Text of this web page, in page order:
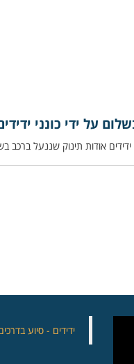
על ידי כונני
‏ידידים - סיוע